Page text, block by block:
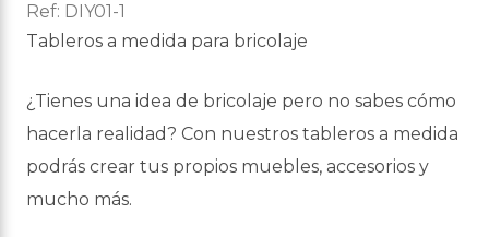
Ref: DIY01-1
Tableros a medida para bricolaje
¿Tienes una idea de bricolaje pero no sabes cómo
hacerla realidad? Con nuestros tableros a medida
podrás crear tus propios muebles, accesorios y
mucho más.